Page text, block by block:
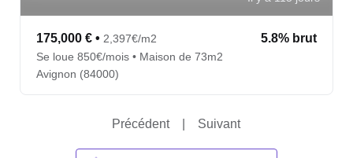
175,000 € • 2,397€/m2 5.8% brut
Se loue 850€/mois • Maison de 73m2
Avignon (84000)
Précédent Suivant